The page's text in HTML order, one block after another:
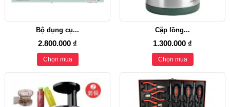
Bộ dụng cụ...
2.800.000 ₫
Chọn mua
Cặp lồng...
1.300.000 ₫
Chọn mua